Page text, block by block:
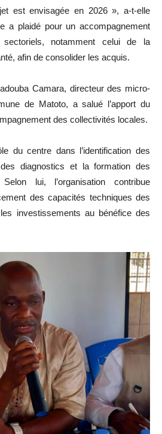
est envisagée en 2026 », a-t-elle
a plaidé pour un accompagnement
notamment celui de la
afin de consolider les acquis.
Camara, directeur des micro-
de Matoto, a salué l’apport du
des collectivités locales.
du centre dans l’identification des
diagnostics et la formation des
lui, l’organisation contribue
des capacités techniques des
investissements au bénéfice des